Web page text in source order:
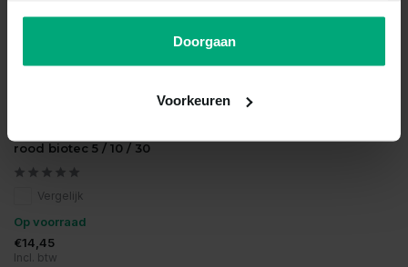
Doorgaan
Voorkeuren
rood biotec 5 / 10 / 30
Vergelijk
Op voorraad
€14,45
Incl. btw